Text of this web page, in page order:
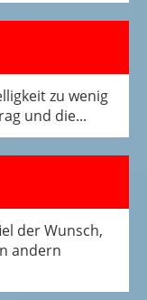
zu wenig
und die...
der Wunsch,
andern